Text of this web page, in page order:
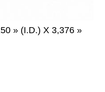
» (I.D.) X 3,376 »